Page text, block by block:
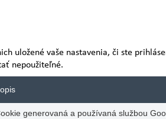
uložené vaše nastavenia, či ste
nepoužiteľné.
generovaná a používaná službou